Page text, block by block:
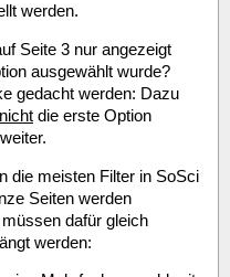
werden.
Seite 3 nur angezeigt
ausgewählt wurde?
gedacht werden: Dazu
nicht die erste Option
die meisten Filter in SoSci
Seiten werden
dafür gleich
werden: